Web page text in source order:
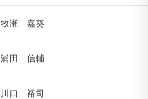
牧瀬 嘉葵
浦田 信輔
川口 裕司